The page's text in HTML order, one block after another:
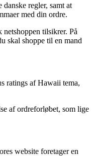
regler, samt at
med din ordre.
tilsikrer. På
skal shoppe til en mand
ratings af Hawaii tema,
af ordreforløbet, som lige
website foretager en